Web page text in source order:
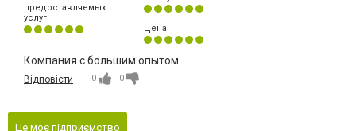
предоставляемых
услуг
Цена
Компания с большим опытом
Відповісти 0 0
Це моє підприємство